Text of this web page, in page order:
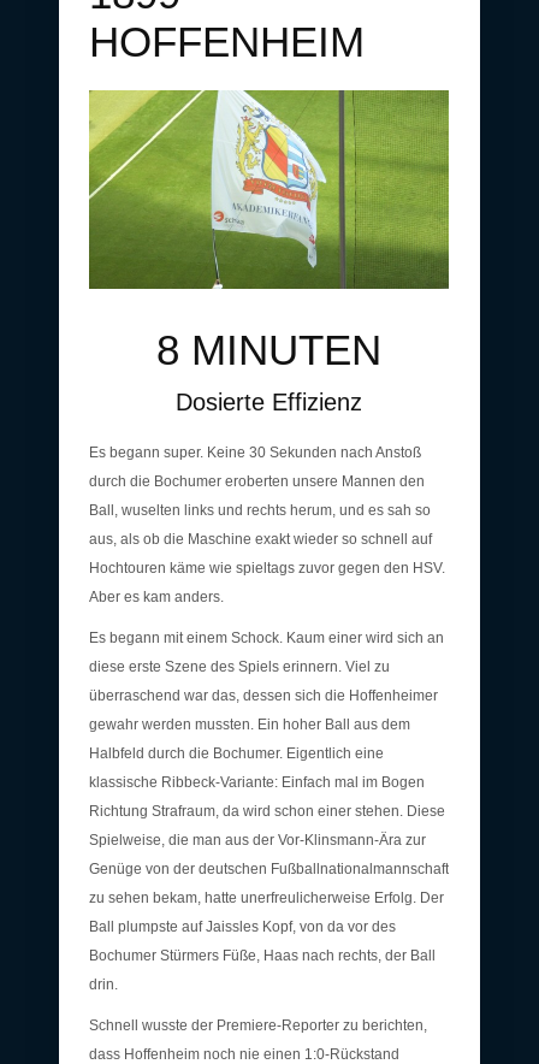
HOFFENHEIM
8 MINUTEN
Dosierte Effizienz
Es begann super. Keine 30 Sekunden nach Anstoß
durch die Bochumer eroberten unsere Mannen den
Ball, wuselten links und rechts herum, und es sah so
aus, als ob die Maschine exakt wieder so schnell auf
Hochtouren käme wie spieltags zuvor gegen den HSV.
Aber es kam anders.
Es begann mit einem Schock. Kaum einer wird sich an
diese erste Szene des Spiels erinnern. Viel zu
überraschend war das, dessen sich die Hoffenheimer
gewahr werden mussten. Ein hoher Ball aus dem
Halbfeld durch die Bochumer. Eigentlich eine
klassische Ribbeck-Variante: Einfach mal im Bogen
Richtung Strafraum, da wird schon einer stehen. Diese
Spielweise, die man aus der Vor-Klinsmann-Ära zur
Genüge von der deutschen Fußballnationalmannschaft
zu sehen bekam, hatte unerfreulicherweise Erfolg. Der
Ball plumpste auf Jaissles Kopf, von da vor des
Bochumer Stürmers Füße, Haas nach rechts, der Ball
drin.
Schnell wusste der Premiere-Reporter zu berichten,
dass Hoffenheim noch nie einen 1:0-Rückstand